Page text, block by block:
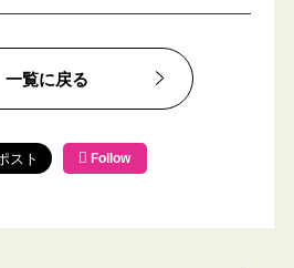
一覧に戻る
Follow